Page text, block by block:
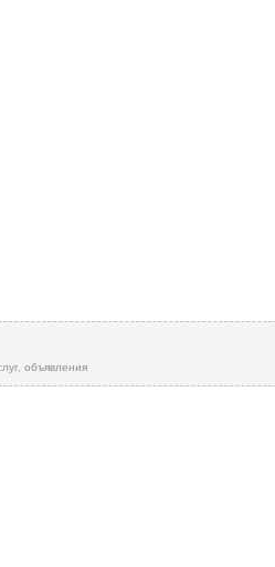
объявления